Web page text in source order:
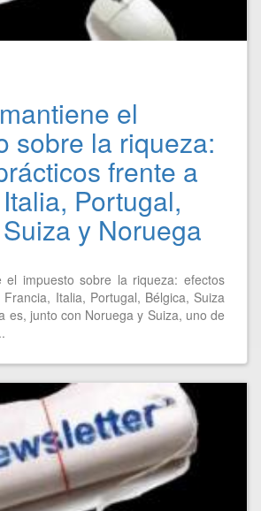
el
sobre la riqueza:
frente a
Portugal,
y Noruega
el impuesto sobre la riqueza: efectos
Italia, Portugal, Bélgica, Suiza
es, junto con Noruega y Suiza, uno de